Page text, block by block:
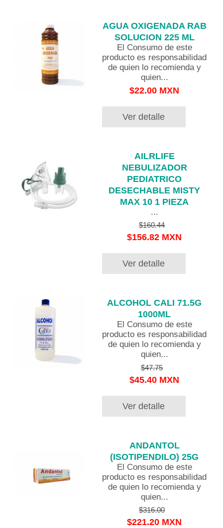
AGUA OXIGENADA RAB
SOLUCION 225 ML
El Consumo de este
producto es responsabilidad
de quien lo recomienda y
quien...
$22.00 MXN
Ver detalle
AILRLIFE
NEBULIZADOR
PEDIATRICO
DESECHABLE MISTY
MAX 10 1 PIEZA
...
$160.44
$156.82 MXN
Ver detalle
ALCOHOL CALI 71.5G
1000ML
El Consumo de este
producto es responsabilidad
de quien lo recomienda y
quien...
$47.75
$45.40 MXN
Ver detalle
ANDANTOL
(ISOTIPENDILO) 25G
El Consumo de este
producto es responsabilidad
de quien lo recomienda y
quien...
$316.00
$221.20 MXN